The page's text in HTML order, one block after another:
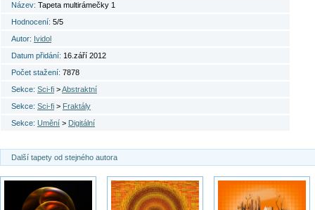
Název: Tapeta multirámečky 1
Hodnocení: 5/5
Autor: Ividol
Datum přidání: 16.září 2012
Počet stažení: 7878
Sekce: Sci-fi >Abstraktní
Sekce: Sci-fi > Fraktály
Sekce: Umění > Digitální
Další tapety od stejného autora